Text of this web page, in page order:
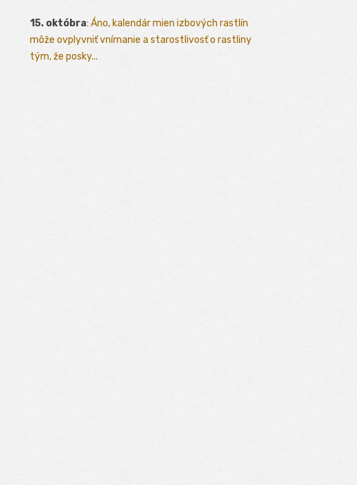
15. októbra: Áno, kalendár mien izbových rastlín
môže ovplyvniť vnímanie a starostlivosť o rastliny
tým, že posky...